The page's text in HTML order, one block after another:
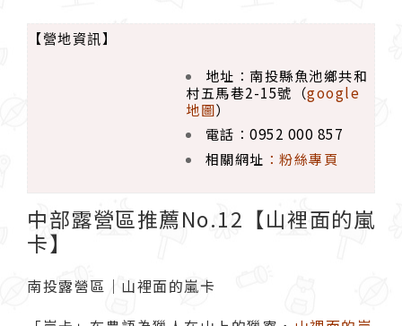
【營地資訊】
地址：南投縣魚池鄉共和
村五馬巷2-15號（google
地圖）
電話：0952 000 857
相關網址 ：粉絲專頁
中部露營區推薦No.12【山裡面的嵐
卡】
南投露營區｜山裡面的嵐卡